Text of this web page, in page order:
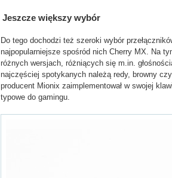
Jeszcze większy wybór
Do tego dochodzi też szeroki wybór
najpopularniejsze spośród nich Cherry MX. Na
różnych wersjach, różniących się m.in.
najczęściej spotykanych należą redy, browny
producent Mionix zaimplementował w swojej
typowe do gamingu.